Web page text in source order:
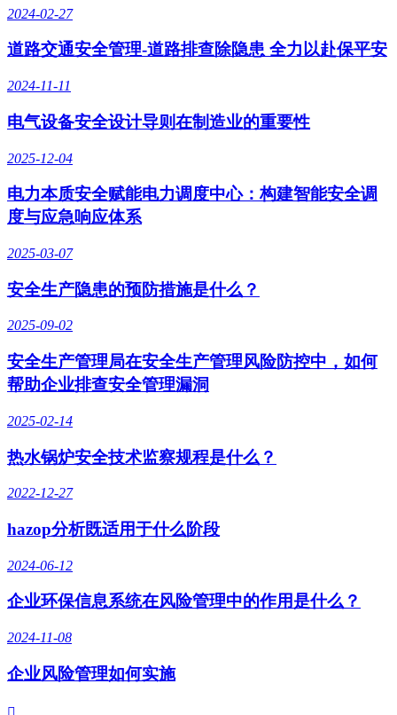
2024-02-27
道路交通安全管理-道路排查除隐患 全力以赴保平安
2024-11-11
电气设备安全设计导则在制造业的重要性
2025-12-04
电力本质安全赋能电力调度中心：构建智能安全调
度与应急响应体系
2025-03-07
安全生产隐患的预防措施是什么？
2025-09-02
安全生产管理局在安全生产管理风险防控中，如何
帮助企业排查安全管理漏洞
2025-02-14
热水锅炉安全技术监察规程是什么？
2022-12-27
hazop分析既适用于什么阶段
2024-06-12
企业环保信息系统在风险管理中的作用是什么？
2024-11-08
企业风险管理如何实施